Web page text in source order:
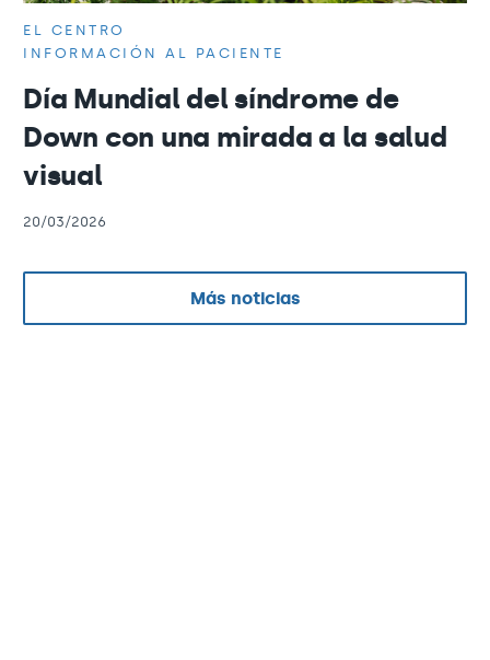
EL CENTRO
INFORMACIÓN AL PACIENTE
Día Mundial del síndrome de
Down con una mirada a la salud
visual
20/03/2026
Más noticias